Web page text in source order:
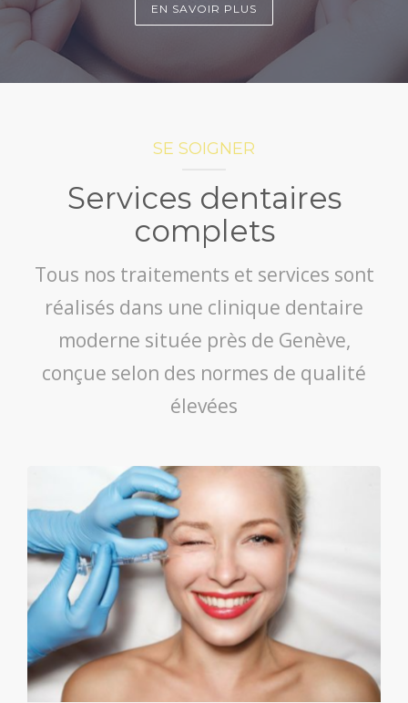
EN SAVOIR PLUS
SE SOIGNER
Services dentaires
complets
Tous nos traitements et services sont
réalisés dans une clinique dentaire
moderne située près de Genève,
conçue selon des normes de qualité
élevées